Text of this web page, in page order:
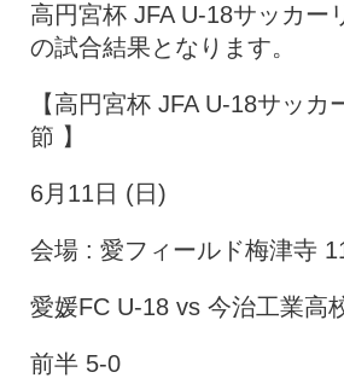
スポンサー
特設ページ
高円宮杯 JFA U-18サッカー
の試合結果となります。
【高円宮杯 JFA U-18サッ
節 】
6月11日 (日)
会場 : 愛フィールド梅津寺
愛媛FC U-18 vs 今治工業高
前半 5-0